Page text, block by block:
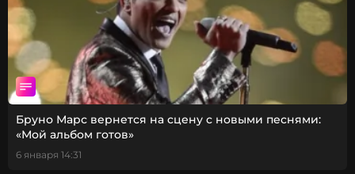
Бруно Марс вернется на сцену с новыми песнями:
«Мой альбом готов»
6 января 14:31